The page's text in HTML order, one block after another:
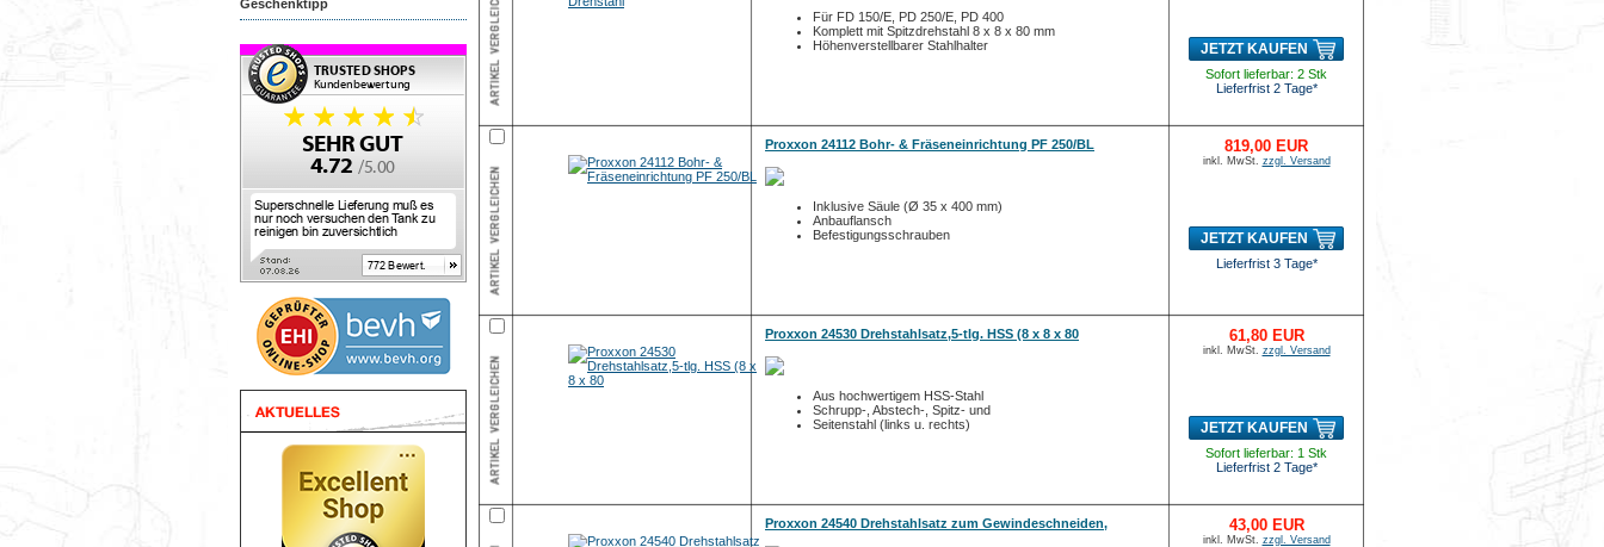
Geschenktipp
Für FD 150/E, PD 250/E, PD 400
Komplett mit Spitzdrehstahl 8 x 8 x 80 mm
Höhenverstellbarer Stahlhalter
JETZT KAUFEN
Sofort lieferbar: 2 Stk
Lieferfrist 2 Tage*
Proxxon 24112 Bohr- & Fräseneinrichtung PF 250/BL
Inklusive Säule (Ø 35 x 400 mm)
Anbauflansch
Befestigungsschrauben
819,00 EUR
inkl. MwSt. zzgl. Versand
JETZT KAUFEN
Lieferfrist 3 Tage*
Proxxon 24530 Drehstahlsatz,5-tlg. HSS (8 x 8 x 80
Aus hochwertigem HSS-Stahl
Schrupp-, Abstech-, Spitz- und
Seitenstahl (links u. rechts)
61,80 EUR
inkl. MwSt. zzgl. Versand
JETZT KAUFEN
Sofort lieferbar: 1 Stk
Lieferfrist 2 Tage*
Proxxon 24540 Drehstahlsatz zum Gewindeschneiden, 43,00 EUR
inkl. MwSt. zzgl. Versand